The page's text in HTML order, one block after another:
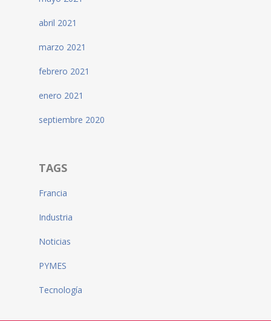
abril 2021
marzo 2021
febrero 2021
enero 2021
septiembre 2020
TAGS
Francia
Industria
Noticias
PYMES
Tecnología